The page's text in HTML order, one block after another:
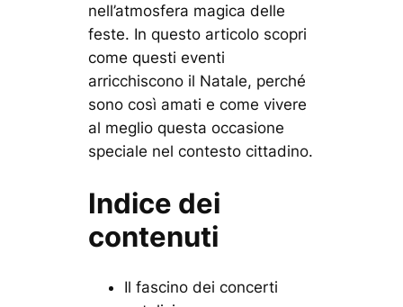
nell’atmosfera magica delle
feste. In questo articolo scopri
come questi eventi
arricchiscono il Natale, perché
sono così amati e come vivere
al meglio questa occasione
speciale nel contesto cittadino.
Indice dei
contenuti
Il fascino dei concerti